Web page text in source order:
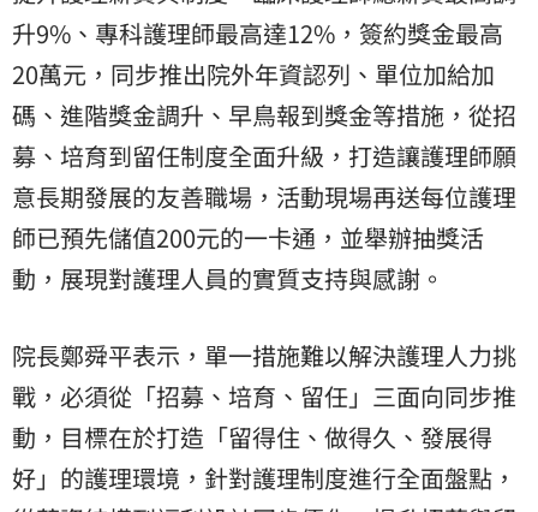
升9%、專科護理師最高達12%，簽約獎金最高
20萬元，同步推出院外年資認列、單位加給加
碼、進階獎金調升、早鳥報到獎金等措施，從招
募、培育到留任制度全面升級，打造讓護理師願
意長期發展的友善職場，活動現場再送每位護理
師已預先儲值200元的一卡通，並舉辦抽獎活
動，展現對護理人員的實質支持與感謝。
院長鄭舜平表示，單一措施難以解決護理人力挑
戰，必須從「招募、培育、留任」三面向同步推
動，目標在於打造「留得住、做得久、發展得
好」的護理環境，針對護理制度進行全面盤點，